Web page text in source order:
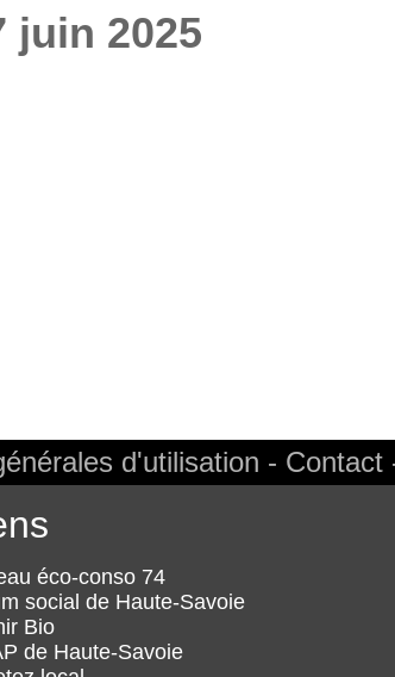
juin 2025
d'utilisation Contact
éco-conso 74
social de Haute-Savoie
Bio
de Haute-Savoie